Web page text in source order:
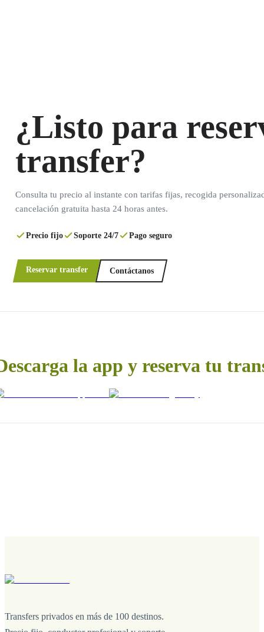
¿Listo para
transfer?
Consulta tu precio al instante con tarifas fijas, recogida
cancelación gratuita hasta 24 horas antes.
Precio fijo Soporte 24/7 Pago seguro
Reservar transfer Contáctanos
la app y reserva tu
Transfers privados en más de 100 destinos.